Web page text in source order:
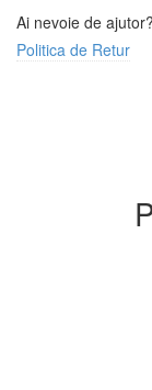
Ai nevoie de ajutor?
Politica de Retur